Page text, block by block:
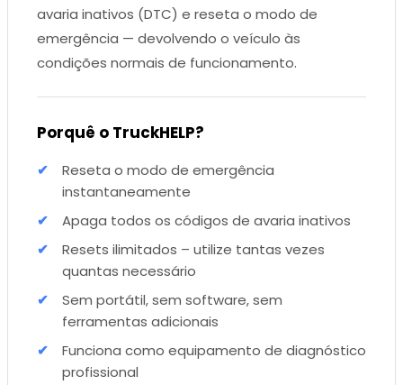
avaria inativos (DTC) e reseta o modo de
emergência — devolvendo o veículo às
condições normais de funcionamento.
Porquê o TruckHELP?
Reseta o modo de emergência
instantaneamente
Apaga todos os códigos de avaria inativos
Resets ilimitados – utilize tantas vezes
quantas necessário
Sem portátil, sem software, sem
ferramentas adicionais
Funciona como equipamento de diagnóstico
profissional